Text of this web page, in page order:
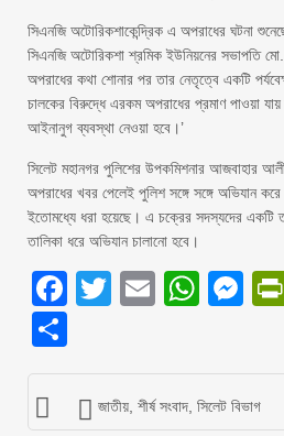
সিএনজি অটোরিকশাকেন্দ্রিক এ অপরাধের ঘটনা
সিএনজি অটোরিকশা শ্রমিক ইউনিয়নের সভাপতি
অপরাধের কথা শোনার পর তার নেতৃত্বে একটি
চালকের বিরুদ্ধে এরকম অপরাধের প্রমাণ পাওয়া
আইনানুগ ব্যবস্থা নেওয়া হবে।’
সিলেট মহানগর পুলিশের উপকমিশনার আজবাহার
অপরাধের খবর পেলেই পুলিশ সঙ্গে সঙ্গে অভিযান
ইতোমধ্যে ধরা হয়েছে। এ চক্রের সদস্যদের একটি
তালিকা ধরে অভিযান চালানো হবে।
Facebook
Twitter
Email
জাতীয় শীর্ষ সংবাদ সিলেট বিভাগ